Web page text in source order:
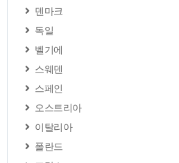
덴마크
독일
벨기에
스웨덴
스페인
오스트리아
이탈리아
폴란드